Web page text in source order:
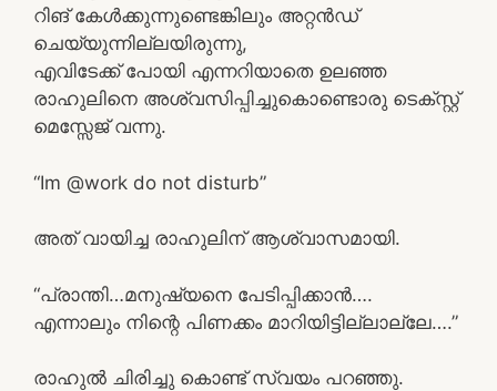
റിങ് കേൾക്കുന്നുണ്ടെങ്കിലും അറ്റൻഡ്
ചെയ്യുന്നില്ലയിരുന്നു,
എവിടേക്ക് പോയി എന്നറിയാതെ ഉലഞ്ഞ
രാഹുലിനെ അശ്വസിപ്പിച്ചുകൊണ്ടൊരു ടെക്സ്റ്റ്
മെസ്സേജ് വന്നു.
“Im @work do not disturb”
അത് വായിച്ച രാഹുലിന് ആശ്വാസമായി.
“പ്രാന്തി…മനുഷ്യനെ പേടിപ്പിക്കാൻ….
എന്നാലും നിന്റെ പിണക്കം മാറിയിട്ടില്ലാല്ലേ….”
രാഹുൽ ചിരിച്ചു കൊണ്ട് സ്വയം പറഞ്ഞു.